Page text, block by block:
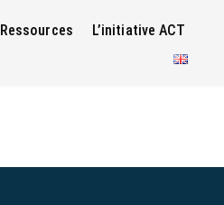
Ressources L’initiative ACT